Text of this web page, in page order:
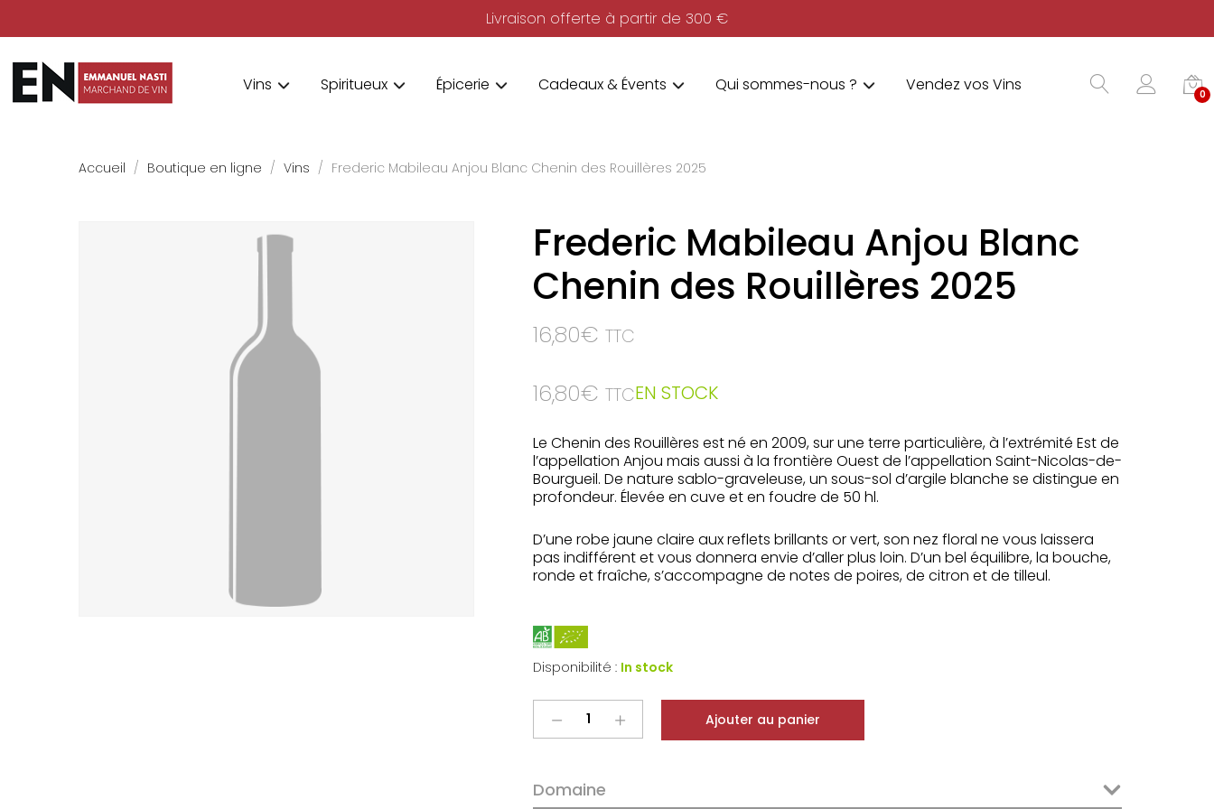
Livraison offerte à partir de 300 €
Vins Spiritueux Épicerie Cadeaux & Évents Qui sommes-nous ? Vendez vos Vins 0
Accueil Boutique en ligne Vins Frederic Mabileau Anjou Blanc Chenin des Rouillères 2025
Frederic Mabileau Anjou Blanc
Chenin des Rouillères 2025
16,80€ TTC
16,80€ TTCEN STOCK
Le Chenin des Rouillères est né en 2009, sur une terre particulière, à l’extrémité Est de
l’appellation Anjou mais aussi à la frontière Ouest de l’appellation Saint-Nicolas-de-
Bourgueil. De nature sablo-graveleuse, un sous-sol d’argile blanche se distingue en
profondeur. Élevée en cuve et en foudre de 50 hl.
D’une robe jaune claire aux reflets brillants or vert, son nez floral ne vous laissera
pas indifférent et vous donnera envie d’aller plus loin. D’un bel équilibre, la bouche,
ronde et fraîche, s’accompagne de notes de poires, de citron et de tilleul.
Disponibilité : In stock
Frederic
Chenin
Ajouter au panier
Domaine